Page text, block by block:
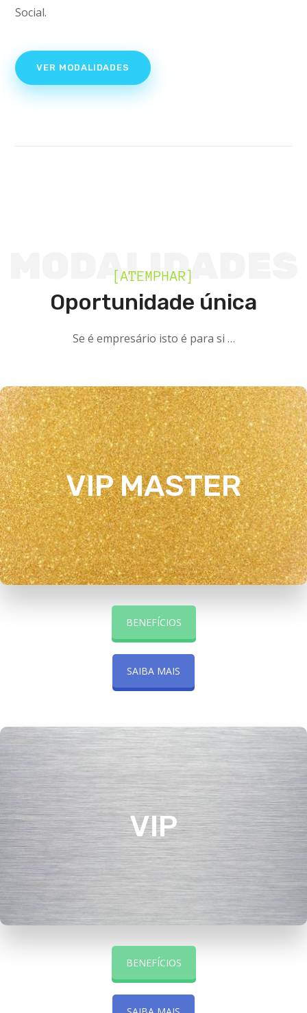
Social.
VER MODALIDADES
MODALIDADES
[ATEMPHAR]
Oportunidade única
Se é empresário isto é para si …
VIP MASTER
VIP MASTER
VER MAIS
BENEFÍCIOS
SAIBA MAIS
VIP
VIP
VER MAIS
BENEFÍCIOS